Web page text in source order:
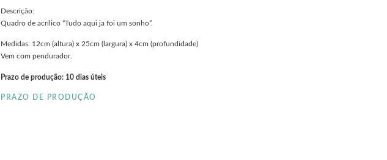
Descrição:
Quadro de acrílico “Tudo aqui ja foi um sonho”.
Medidas: 12cm (altura) x 25cm (largura) x 4cm (profundidade)
Vem com pendurador.
Prazo de produção: 10 dias úteis
PRAZO DE PRODUÇÃO